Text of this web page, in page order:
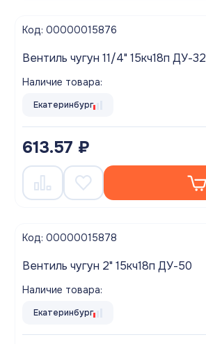
Код: 00000015876
Вентиль чугун 11/4" 15кч18п ДУ-32
Наличие товара:
Екатеринбург
613.57 ₽
Код: 00000015878
Вентиль чугун 2" 15кч18п ДУ-50
Наличие товара:
Екатеринбург